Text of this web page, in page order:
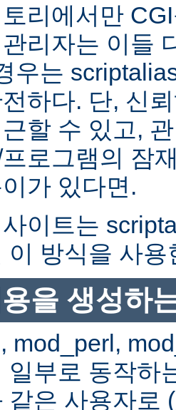
리에서만
리자는 이들
우는
하다. 단, 신
할 수 있고,
로그램의 잠
가 있다면.
이트는
이 방식을 사용
을 생성하
mod_perl,
일부로 동작하
같은 사용자로 (